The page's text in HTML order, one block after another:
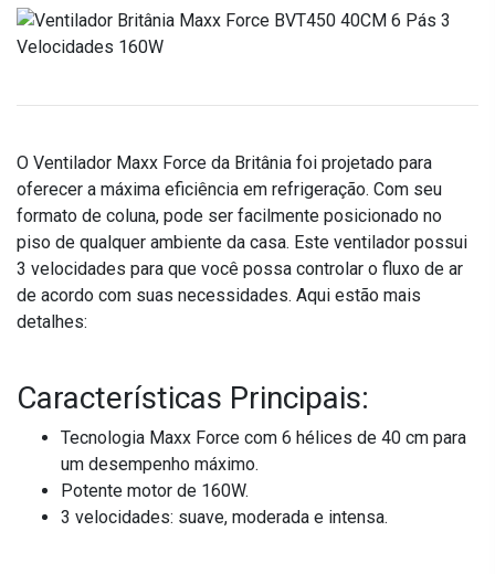
O Ventilador Maxx Force da Britânia foi projetado para
oferecer a máxima eficiência em refrigeração. Com seu
formato de coluna, pode ser facilmente posicionado no
piso de qualquer ambiente da casa. Este ventilador possui
3 velocidades para que você possa controlar o fluxo de ar
de acordo com suas necessidades. Aqui estão mais
detalhes:
Características Principais:
Tecnologia Maxx Force com 6 hélices de 40 cm para
um desempenho máximo.
Potente motor de 160W.
3 velocidades: suave, moderada e intensa.